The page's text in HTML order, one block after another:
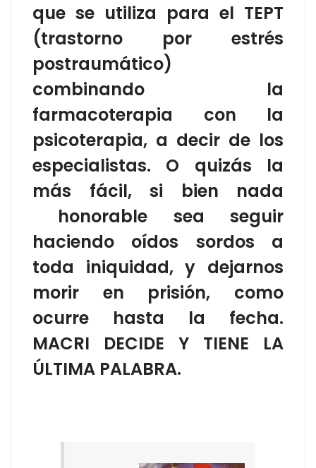
que se utiliza para el TEPT
(trastorno por estrés
postraumático)
combinando la
farmacoterapia con la
psicoterapia, a decir de los
especialistas. O quizás la
más fácil, si bien nada
honorable sea seguir
haciendo oídos sordos a
toda iniquidad, y dejarnos
morir en prisión, como
ocurre hasta la fecha.
MACRI DECIDE Y TIENE LA
ÚLTIMA PALABRA.